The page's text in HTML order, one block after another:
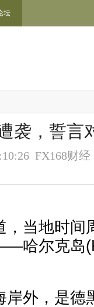
坛
袭，誓言
FX168财
当地时间
哈尔克岛
外，是德